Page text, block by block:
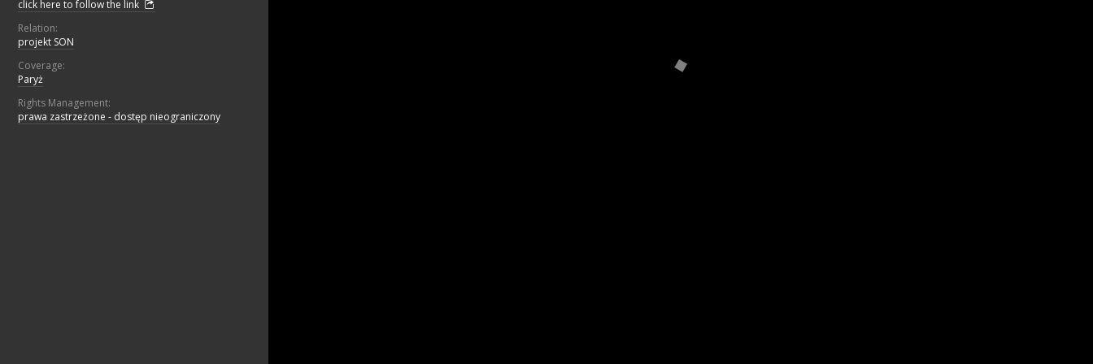
click here to follow the link
Relation:
projekt SON
Coverage:
Paryż
Rights Management:
prawa zastrzeżone - dostęp nieograniczony